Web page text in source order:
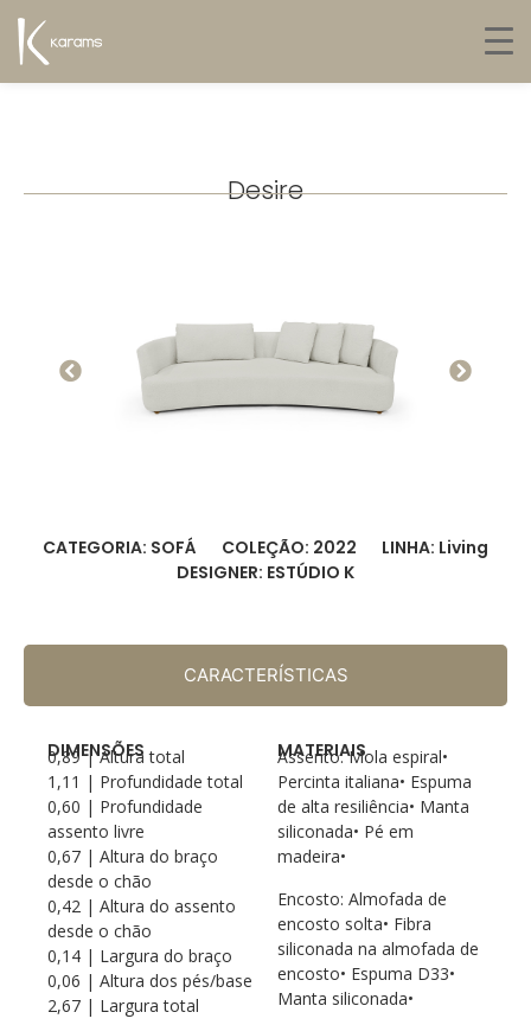
Desire
CATEGORIA: SOFÁ COLEÇÃO: 2022
LINHA: Living
DESIGNER: ESTÚDIO K
CARACTERÍSTICAS
DIMENSÕES
0,89 | Altura total
1,11 | Profundidade total
0,60 | Profundidade
assento livre
0,67 | Altura do braço
desde o chão
0,42 | Altura do assento
desde o chão
0,14 | Largura do braço
0,06 | Altura dos pés/base
2,67 | Largura total
MATERIAIS
Assento: Mola espiral•
Percinta italiana• Espuma
de alta resiliência• Manta
siliconada• Pé em
madeira•
Encosto: Almofada de
encosto solta• Fibra
siliconada na almofada de
encosto• Espuma D33•
Manta siliconada•